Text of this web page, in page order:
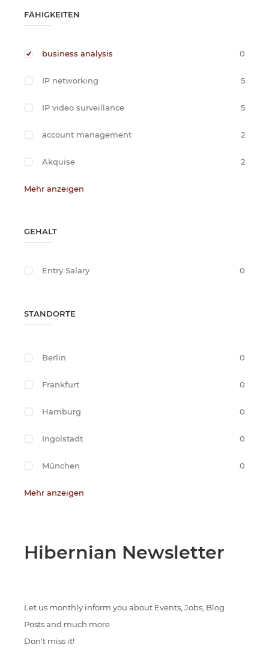
FÄHIGKEITEN
business analysis 0
IP networking 5
IP video surveillance 5
account management 2
Akquise 2
Mehr anzeigen
GEHALT
Entry Salary 0
STANDORTE
Berlin 0
Frankfurt 0
Hamburg 0
Ingolstadt 0
München 0
Mehr anzeigen
Hibernian Newsletter
Let us monthly inform you about Events, Jobs, Blog
Posts and much more.
Don't miss it!